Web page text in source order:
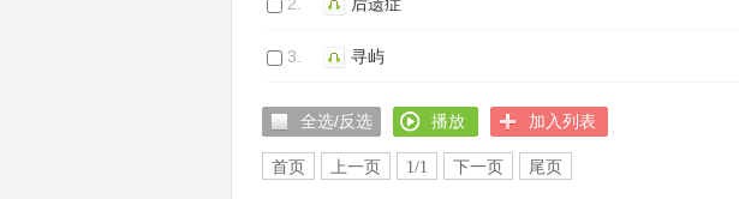
3. 寻屿
全选/反选 播放 加入列表
首页 上一页 1/1 下一页 尾页